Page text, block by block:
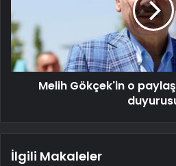
Melih Gökçek'in o
İlgili Makaleler